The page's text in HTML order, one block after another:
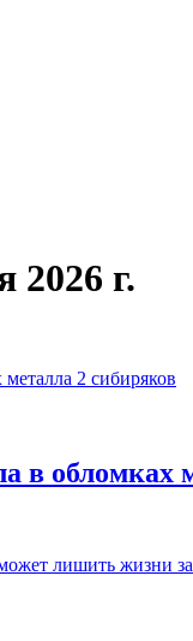
2026 г.
в обломках